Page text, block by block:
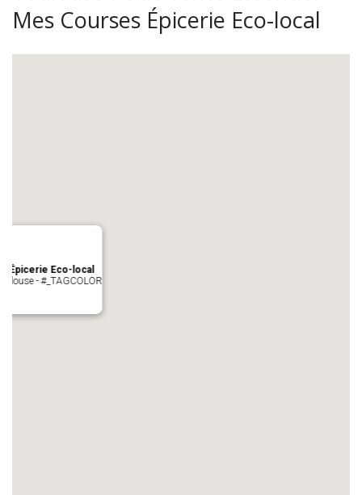
Mes Courses Épicerie Eco-local
Épicerie Eco-local
- #_TAGCOLOR